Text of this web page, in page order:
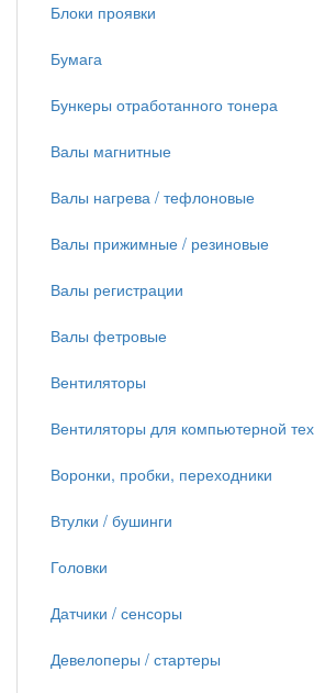
Блоки проявки
Бумага
Бункеры отработанного тонера
Валы магнитные
Валы нагрева / тефлоновые
Валы прижимные / резиновые
Валы регистрации
Валы фетровые
Вентиляторы
Вентиляторы для компьютерной тех
Воронки, пробки, переходники
Втулки / бушинги
Головки
Датчики / сенсоры
Девелоперы / стартеры